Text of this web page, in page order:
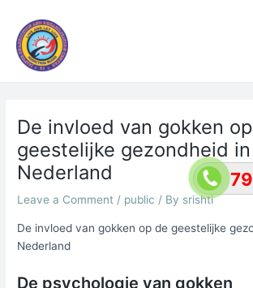
content
De invloed van gokken
geestelijke gezondheid in
Nederland
Leave a Comment / public / By srishti
De invloed van gokken op de geestelijke
Nederland
De psychologie van gokken
navigation